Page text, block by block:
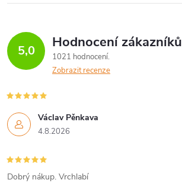
5,0 Hodnocení zákazníků
1021 hodnocení
Zobrazit recenze
Václav Pěnkava
4.8.2026
Dobrý nákup. Vrchlabí